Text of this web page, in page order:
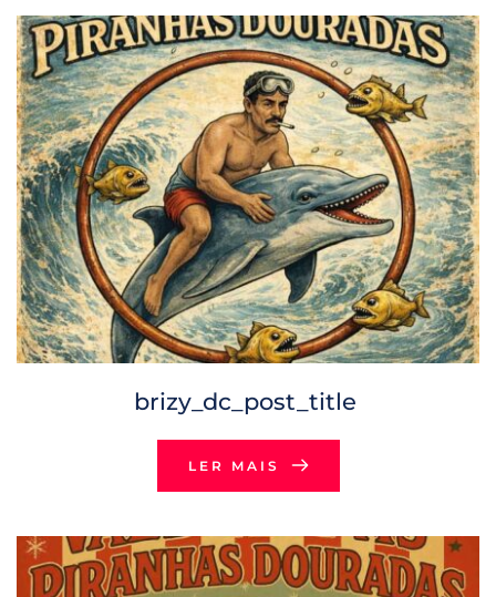
brizy_dc_post_title
LER MAIS